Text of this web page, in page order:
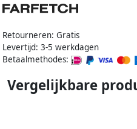
Retourneren: Gratis
Levertijd: 3-5 werkdagen
Betaalmethodes:
Vergelijkbare